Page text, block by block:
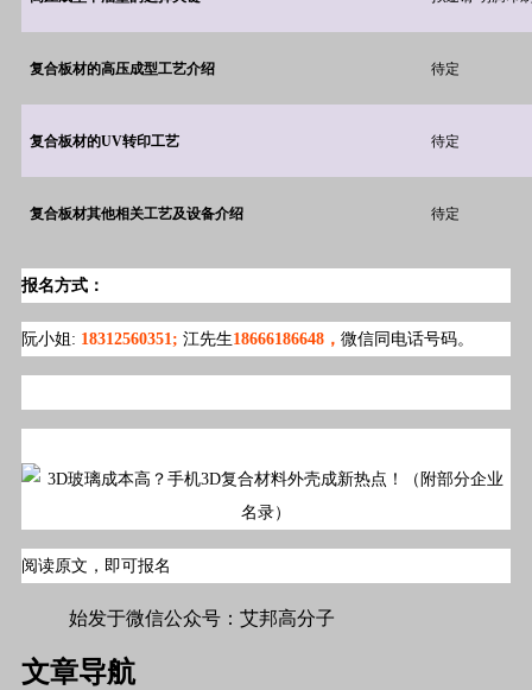
复合板材的高压成型工艺介绍 待定
复合板材的UV转印工艺 待定
复合板材其他相关工艺及设备介绍 待定
报名方式：
阮小姐: 18312560351; 江先生18666186648， 微信同电话号码。
阅读原文，即可报名
始发于微信公众号：艾邦高分子
文章导航